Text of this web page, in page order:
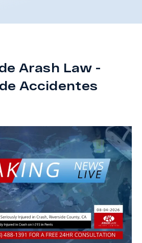
Arash Law -
Accidentes